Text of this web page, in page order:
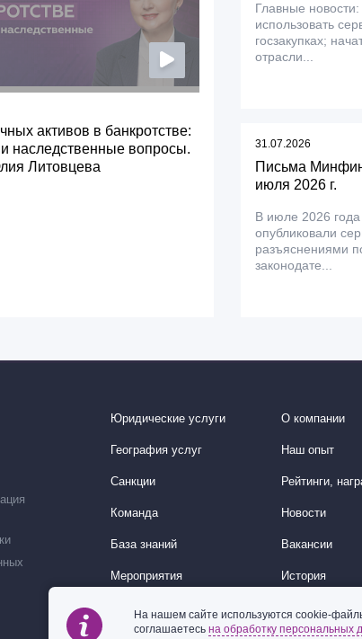
активов в банкротстве:
наследственные вопросы.
Литовцева
Главные
использовать
госзакупках;
отрасли...
31.07.2026
Письма
июля 2026 г.
В июле 2026
опубликовали
разъяснениями
законодате...
Юридические услуги
География услуг
Санкции
Команда
База знаний
Мероприятия
О компании
Наш опыт
Рейтинги,
Новости
Вакансии
История
На нашем сайте используются cookie-
соглашаетесь на обработку